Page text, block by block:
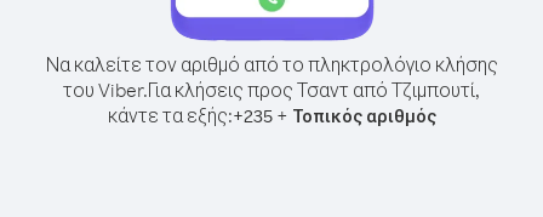
Να καλείτε τον αριθμό από το πληκτρολόγιο κλήσης
του Viber.Για κλήσεις προς Τσαντ από Τζιμπουτί,
κάντε τα εξής:+235+ Τοπικός αριθμός